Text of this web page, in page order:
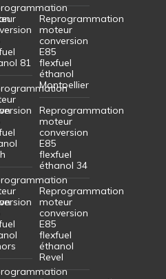
81
Reprogrammation
moteur
conversion
E85
flexfuel
éthanol
Montpellier
Reprogrammation
moteur
conversion
E85
flexfuel
éthanol 34
Reprogrammation
moteur
conversion
E85
flexfuel
éthanol
Revel